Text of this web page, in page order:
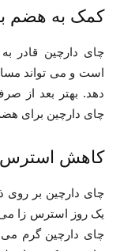
کمک به هضم
چای دارچین قادر
است و می تواند
دهد. بهتر بعد از
چای دارچین برای
کاهش استرس
چای دارچین بر روی
یک روز استرس زا می
چای دارچین گرم می